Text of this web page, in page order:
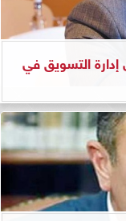
التسويق في